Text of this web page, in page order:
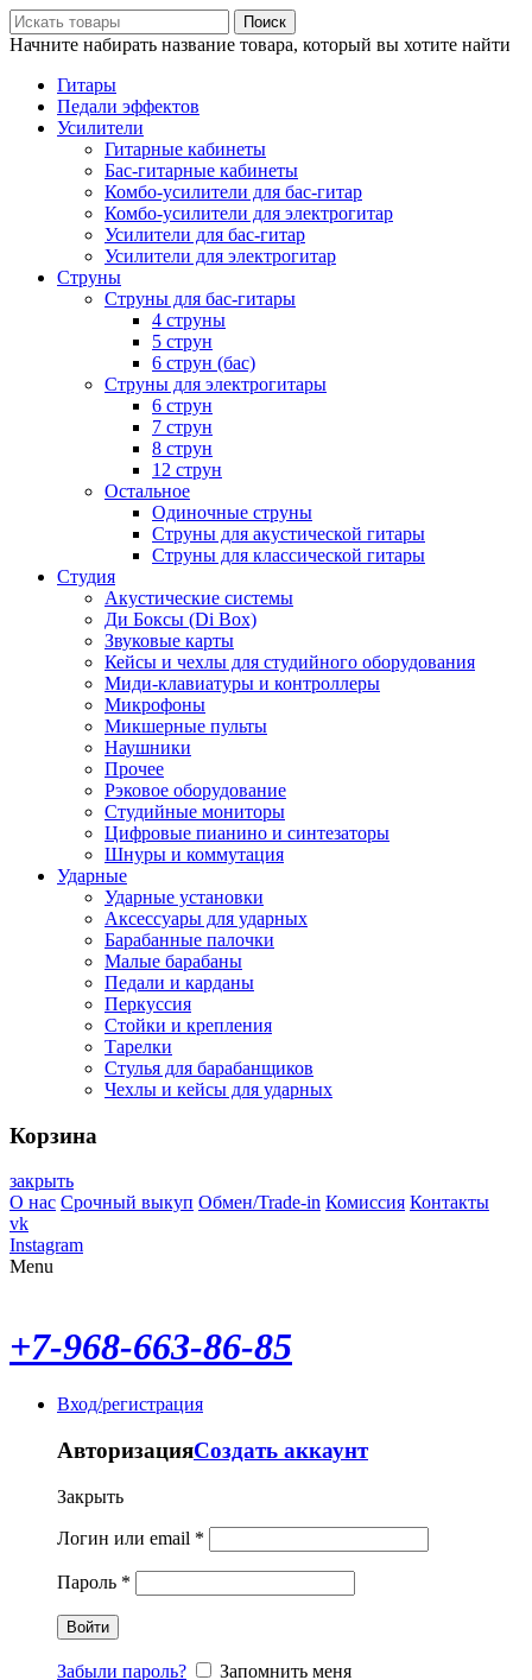
Поиск
Начните набирать название товара, который вы хотите найти
Гитары
Педали эффектов
Усилители
Гитарные кабинеты
Бас-гитарные кабинеты
Комбо-усилители для бас-гитар
Комбо-усилители для электрогитар
Усилители для бас-гитар
Усилители для электрогитар
Струны
Струны для бас-гитары
4 струны
5 струн
6 струн (бас)
Струны для электрогитары
6 струн
7 струн
8 струн
12 струн
Остальное
Одиночные струны
Струны для акустической гитары
Струны для классической гитары
Студия
Акустические системы
Ди Боксы (Di Box)
Звуковые карты
Кейсы и чехлы для студийного оборудования
Миди-клавиатуры и контроллеры
Микрофоны
Микшерные пульты
Наушники
Прочее
Рэковое оборудование
Студийные мониторы
Цифровые пианино и синтезаторы
Шнуры и коммутация
Ударные
Ударные установки
Аксессуары для ударных
Барабанные палочки
Малые барабаны
Педали и карданы
Перкуссия
Стойки и крепления
Тарелки
Стулья для барабанщиков
Чехлы и кейсы для ударных
Корзина
закрыть
О нас Срочный выкуп Обмен/Trade-in Комиссия Контакты
vk
Instagram
Menu
+7-968-663-86-85
Вход/регистрация
АвторизацияСоздать аккаунт
Закрыть
Логин или email *
Пароль *
Забыли пароль?
Запомнить меня